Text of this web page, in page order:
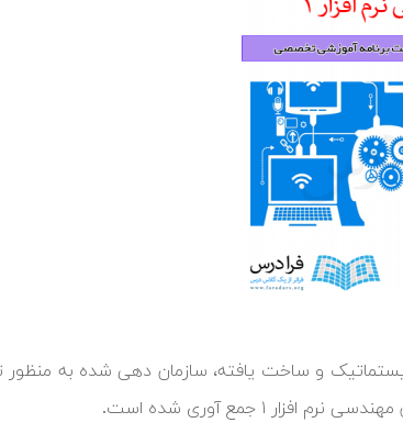
و ساخت یافته،‌ سازمان دهی شده به منظور
۱ جمع آوری شده است.